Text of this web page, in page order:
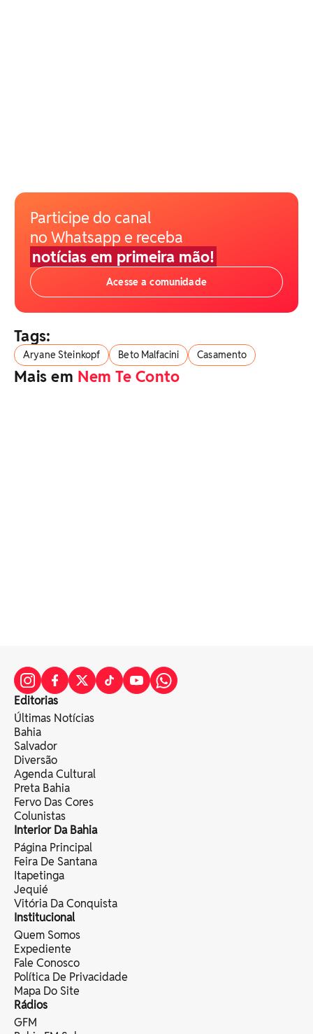
Participe do canal
no Whatsapp e receba
notícias em primeira mão!
Acesse a comunidade
Tags:
Aryane Steinkopf Beto Malfacini Casamento
Mais em Nem Te Conto
Editorias
Últimas Notícias
Bahia
Salvador
Diversão
Agenda Cultural
Preta Bahia
Fervo Das Cores
Colunistas
Interior Da Bahia
Página Principal
Feira De Santana
Itapetinga
Jequié
Vitória Da Conquista
Institucional
Quem Somos
Expediente
Fale Conosco
Política De Privacidade
Mapa Do Site
Rádios
GFM